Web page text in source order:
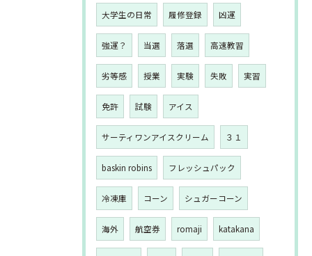
大学生の日常 履修登録 凶運
強運？ 当選 落選 高速教習
劣等感 授業 実験 失敗 実習
免許 試験 アイス
サーティワンアイスクリーム ３１
baskin robins フレッシュパック
冷凍庫 コーン シュガーコーン
海外 航空券 romaji katakana